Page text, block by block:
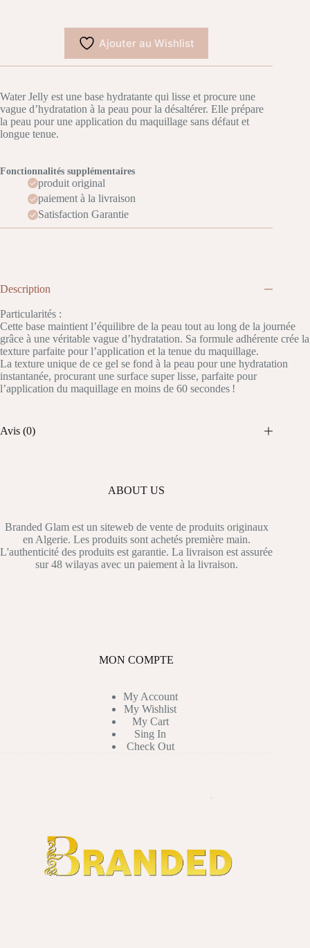
Ajouter au Wishlist
Water Jelly est une base hydratante qui lisse et procure une
vague d’hydratation à la peau pour la désaltérer. Elle prépare
la peau pour une application du maquillage sans défaut et
longue tenue.
Fonctionnalités supplémentaires
produit original
paiement à la livraison
Satisfaction Garantie
Description
Particularités :
Cette base maintient l’équilibre de la peau tout au long de la journée
grâce à une véritable vague d’hydratation. Sa formule adhérente crée la
texture parfaite pour l’application et la tenue du maquillage.
La texture unique de ce gel se fond à la peau pour une hydratation
instantanée, procurant une surface super lisse, parfaite pour
l’application du maquillage en moins de 60 secondes !
Avis (0)
ABOUT US
Branded Glam est un siteweb de vente de produits originaux
en Algerie. Les produits sont achetés première main.
L'authenticité des produits est garantie. La livraison est assurée
sur 48 wilayas avec un paiement à la livraison.
MON COMPTE
My Account
My Wishlist
My Cart
Sing In
Check Out